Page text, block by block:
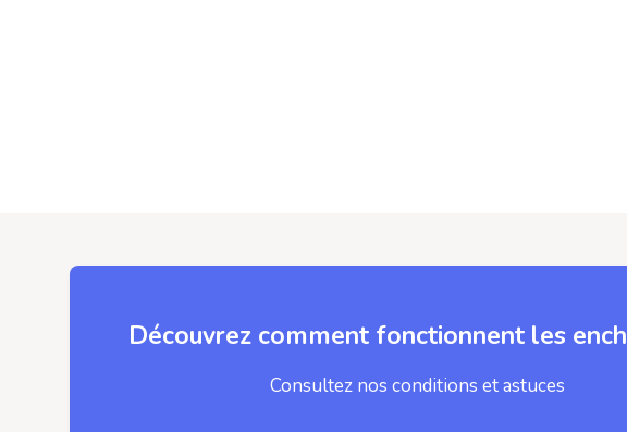
Découvrez comment fonctionnent les
Consultez nos conditions et astuces